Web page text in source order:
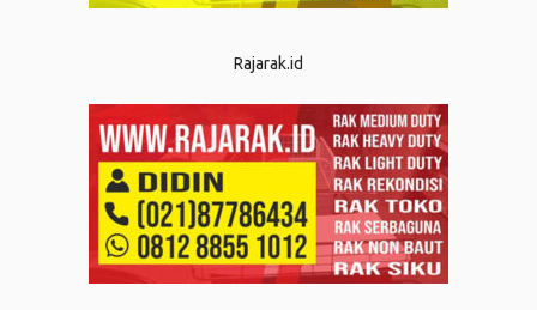
Rajarak.id